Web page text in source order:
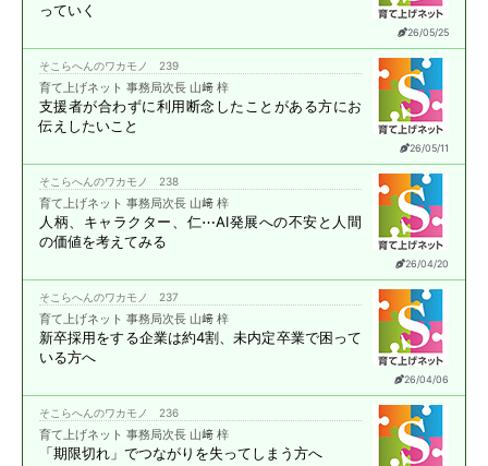
26/05/25
っていく
26/05/11
そこらへんのワカモノ 239
育て上げネット 事務局次長 山﨑 梓
支援者が合わずに利用断念したことがある方にお
伝えしたいこと
26/04/20
そこらへんのワカモノ 238
育て上げネット 事務局次長 山﨑 梓
人柄、キャラクター、仁⋯AI発展への不安と 人間
の価値を考えてみる
26/04/06
そこらへんのワカモノ 237
育て上げネット 事務局次長 山﨑 梓
新卒採用をする企業は約4割、未内定卒業で困って
いる方へ
そこらへんのワカモノ 236
育て上げネット 事務局次長 山﨑 梓
「期限切れ」でつながりを失ってしまう方へ